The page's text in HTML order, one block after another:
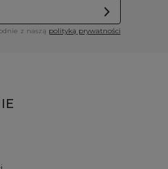
z naszą polityką prywatności